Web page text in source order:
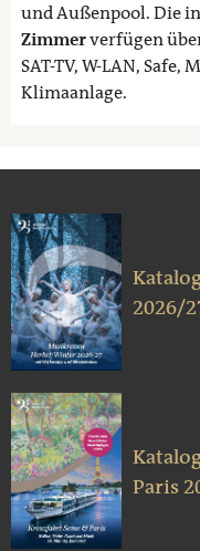
und Außenpool. Die
Zimmerverfügen
SAT-TV, W-LAN,
Klimaanlage.
2026/
Paris